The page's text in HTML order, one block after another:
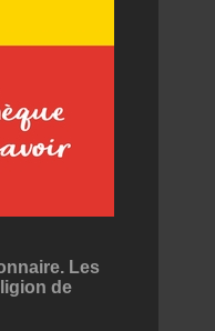
Les
de